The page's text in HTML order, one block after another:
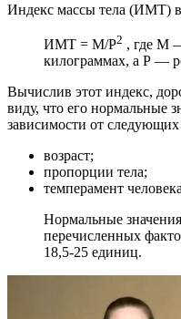
Индекс массы тела (ИМТ)
ИМТ = М/Р2 , где М
килограммах, а Р —
Вычислив этот индекс,
виду, что его нормальные
зависимости от
возраст;
пропорции тела;
темперамент
Нормальные
перечисленных
18,5-25 единиц.